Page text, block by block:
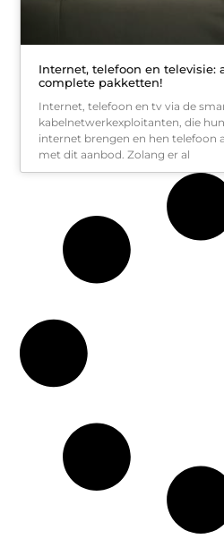
Internet, telefoon en televisie:
complete pakketten!
Internet, telefoon en tv via de
kabelnetwerkexploitanten, die
internet brengen en hen telefoon
met dit aanbod. Zolang er al